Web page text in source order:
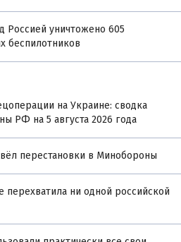
Россией уничтожено 605
беспилотников
на Украине: сводка
РФ на 5 августа 2026 года
перестановки в Минобороны
перехватила ни одной российской